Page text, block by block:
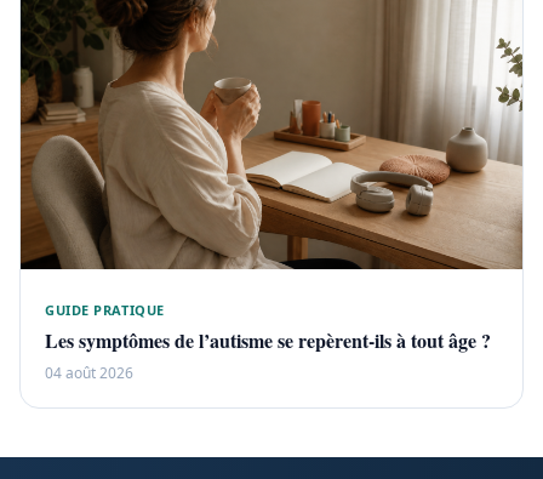
GUIDE PRATIQUE
Les symptômes de l’autisme se repèrent-ils à tout âge ?
04 août 2026